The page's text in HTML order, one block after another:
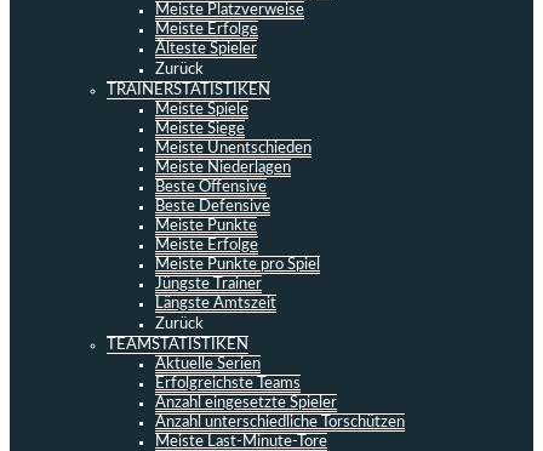
Meiste Platzverweise
Meiste Erfolge
Älteste Spieler
Zurück
TRAINERSTATISTIKEN
Meiste Spiele
Meiste Siege
Meiste Unentschieden
Meiste Niederlagen
Beste Offensive
Beste Defensive
Meiste Punkte
Meiste Erfolge
Meiste Punkte pro Spiel
Jüngste Trainer
Längste Amtszeit
Zurück
TEAMSTATISTIKEN
Aktuelle Serien
Erfolgreichste Teams
Anzahl eingesetzte Spieler
Anzahl unterschiedliche Torschützen
Meiste Last-Minute-Tore